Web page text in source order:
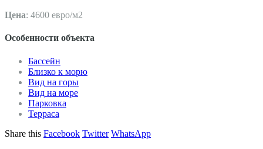
Цена: 4600 евро/м2
Особенности объекта
Бассейн
Близко к морю
Вид на горы
Вид на море
Парковка
Терраса
Share this Facebook Twitter WhatsApp